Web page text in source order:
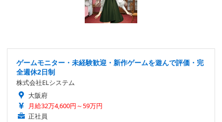
ゲームモニター・未経験歓迎・新作ゲームを遊んで評価・完
全週休2日制
株式会社ELシステム
大阪府
月給32万4,600円～59万円
正社員